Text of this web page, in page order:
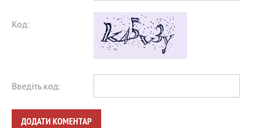
Код:
Введіть код:
ДОДАТИ КОМЕНТАР